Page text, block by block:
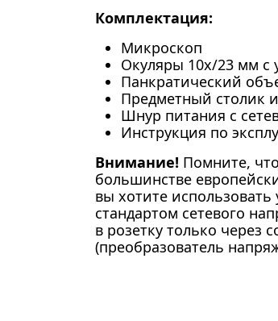
Комплектация:
Микроскоп
Окуляры 10x/23 мм с
Панкратический
Предметный столик
Шнур питания с
Инструкция по
Внимание! Помните,
большинстве
вы хотите использовать
стандартом сетевого
в розетку только через
(преобразователь